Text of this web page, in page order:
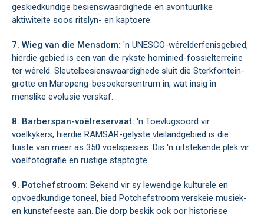
geskiedkundige besienswaardighede en avontuurlike
aktiwiteite soos ritslyn- en kaptoere.
7. Wieg van die Mensdom: 'n UNESCO-wêrelderfenisgebied,
hierdie gebied is een van die rykste hominied-fossielterreine
ter wêreld. Sleutelbesienswaardighede sluit die Sterkfontein-
grotte en Maropeng-besoekersentrum in, wat insig in
menslike evolusie verskaf.
8. Barberspan-voëlreservaat: 'n Toevlugsoord vir
voëlkykers, hierdie RAMSAR-gelyste vleilandgebied is die
tuiste van meer as 350 voëlspesies. Dis 'n uitstekende plek vir
voëlfotografie en rustige staptogte.
9. Potchefstroom: Bekend vir sy lewendige kulturele en
opvoedkundige toneel, bied Potchefstroom verskeie musiek-
en kunstefeeste aan. Die dorp beskik ook oor historiese